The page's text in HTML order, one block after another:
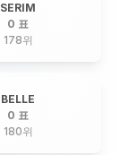
SERIM
0 표
178위
BELLE
0 표
180위